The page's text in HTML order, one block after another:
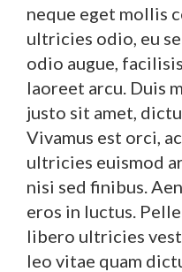
neque eget mollis
ultricies odio, eu
odio augue,
laoreet arcu. Duis
justo sit amet,
Vivamus est orci,
ultricies euismod
nisi sed finibus.
eros in luctus.
libero ultricies
leo vitae quam